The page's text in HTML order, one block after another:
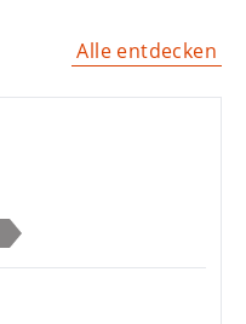
Alle entdecken